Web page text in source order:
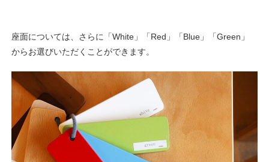
座面については、さらに「White」「Red」「Blue」「Green」
からお選びいただくことができます。